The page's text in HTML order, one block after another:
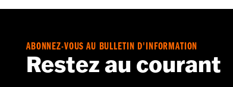
ABONNEZ-VOUS AU BULLETIN D'INFORMATION
Restez au courant